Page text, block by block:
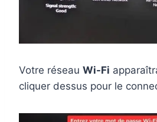
Votre réseau Wi-Fi
cliquer dessus pour le